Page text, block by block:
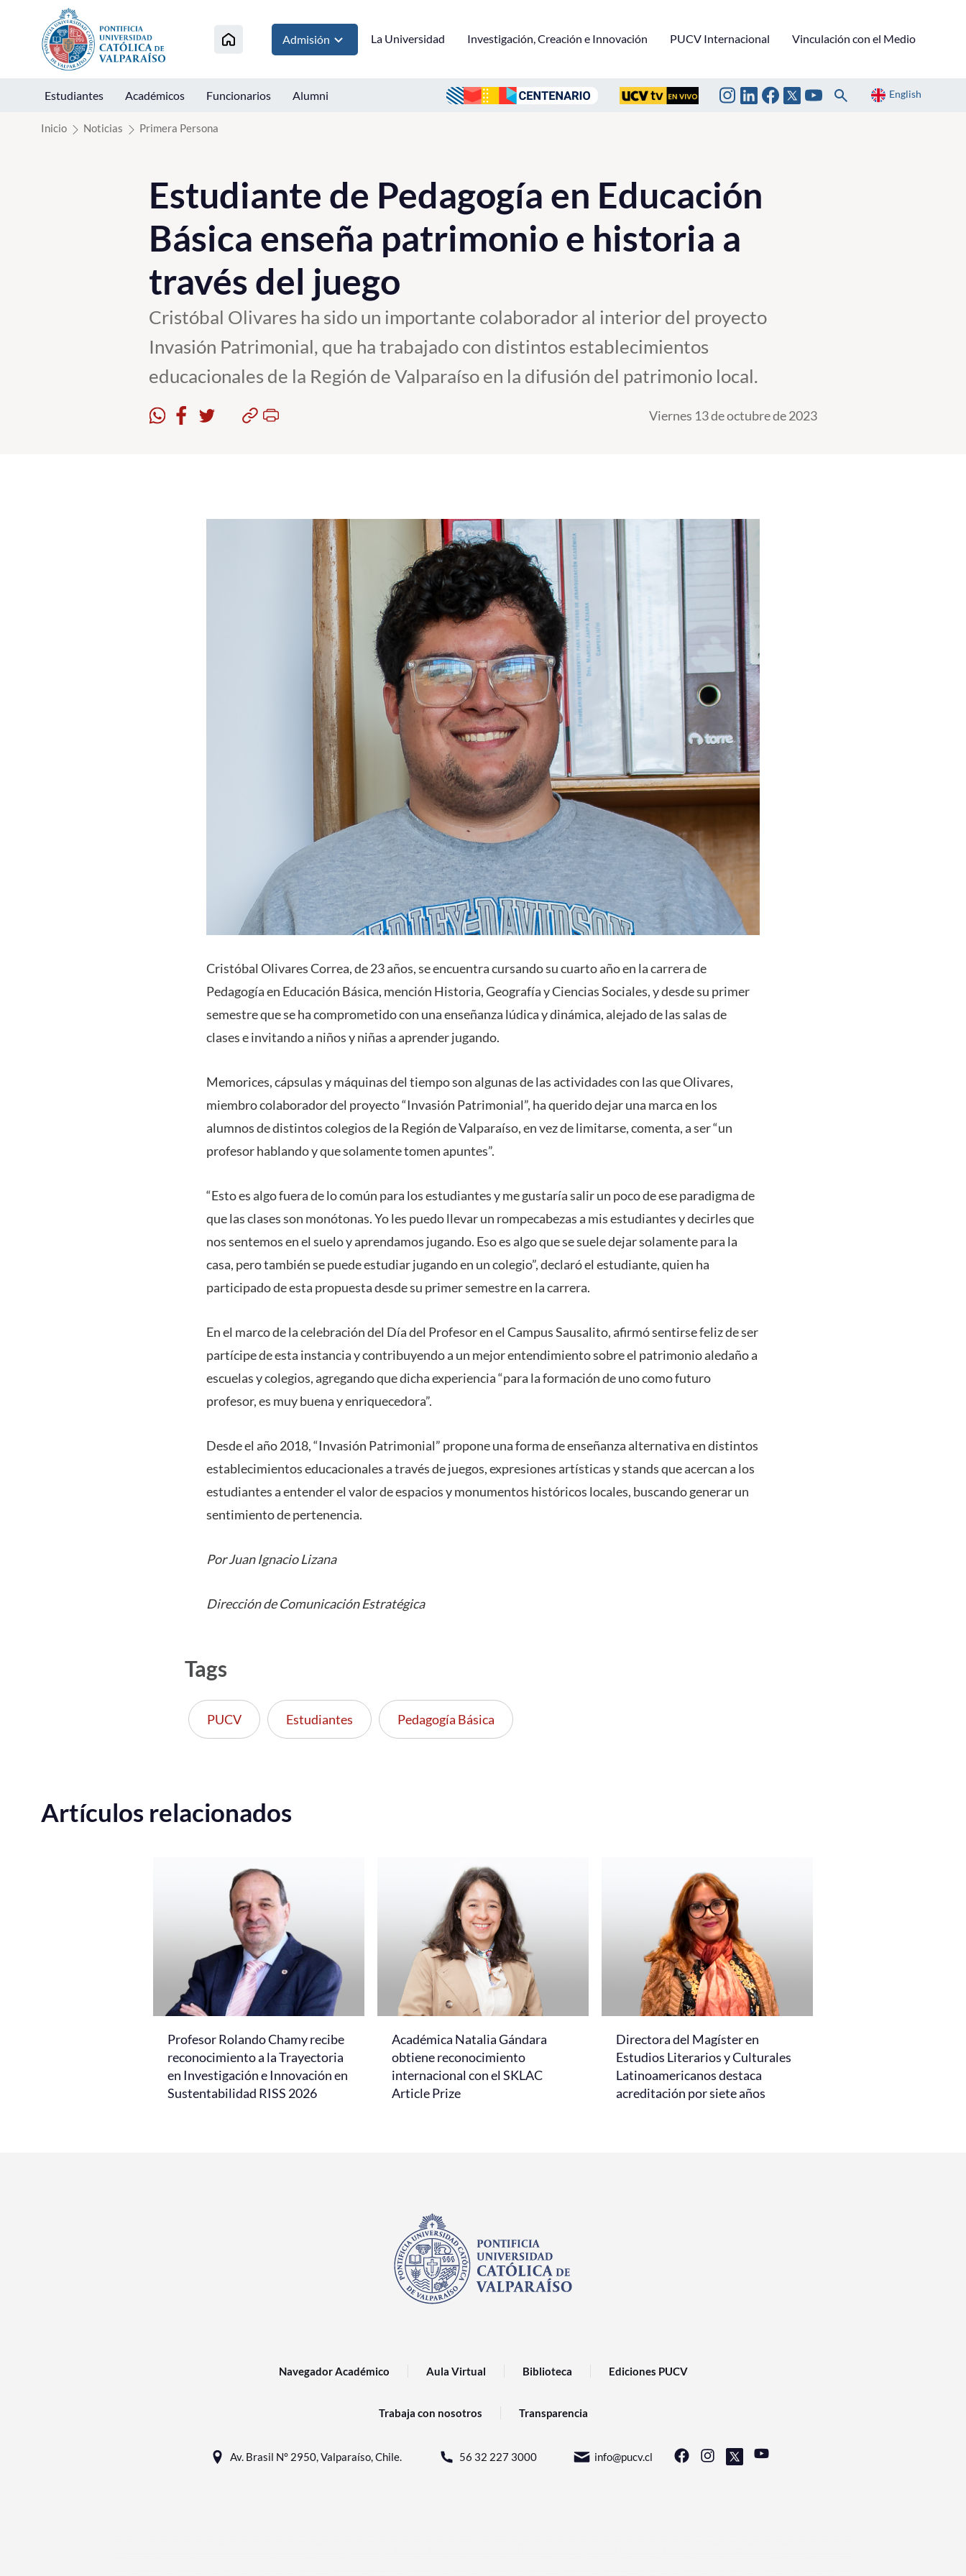
Click acá para ir directamente al contenido
Admisión La Universidad Investigación, Creación e Innovación PUCV Internacional Vinculación con el Medio
Estudiantes Académicos Funcionarios Alumni English
Inicio Noticias Primera Persona
Estudiante de Pedagogía en Educación
Básica enseña patrimonio e historia a
través del juego
Cristóbal Olivares ha sido un importante colaborador al interior del proyecto
Invasión Patrimonial, que ha trabajado con distintos establecimientos
educacionales de la Región de Valparaíso en la difusión del patrimonio local.
Viernes 13 de octubre de 2023
Cristóbal Olivares Correa, de 23 años, se encuentra cursando su cuarto año en la carrera de
Pedagogía en Educación Básica, mención Historia, Geografía y Ciencias Sociales, y desde su primer
semestre que se ha comprometido con una enseñanza lúdica y dinámica, alejado de las salas de
clases e invitando a niños y niñas a aprender jugando.
Memorices, cápsulas y máquinas del tiempo son algunas de las actividades con las que Olivares,
miembro colaborador del proyecto “Invasión Patrimonial”, ha querido dejar una marca en los
alumnos de distintos colegios de la Región de Valparaíso, en vez de limitarse, comenta, a ser “un
profesor hablando y que solamente tomen apuntes”.
“Esto es algo fuera de lo común para los estudiantes y me gustaría salir un poco de ese paradigma de
que las clases son monótonas. Yo les puedo llevar un rompecabezas a mis estudiantes y decirles que
nos sentemos en el suelo y aprendamos jugando. Eso es algo que se suele dejar solamente para la
casa, pero también se puede estudiar jugando en un colegio”, declaró el estudiante, quien ha
participado de esta propuesta desde su primer semestre en la carrera.
En el marco de la celebración del Día del Profesor en el Campus Sausalito, afirmó sentirse feliz de ser
partícipe de esta instancia y contribuyendo a un mejor entendimiento sobre el patrimonio aledaño a
escuelas y colegios, agregando que dicha experiencia “para la formación de uno como futuro
profesor, es muy buena y enriquecedora”.
Desde el año 2018, “Invasión Patrimonial” propone una forma de enseñanza alternativa en distintos
establecimientos educacionales a través de juegos, expresiones artísticas y stands que acercan a los
estudiantes a entender el valor de espacios y monumentos históricos locales, buscando generar un
sentimiento de pertenencia.
Por Juan Ignacio Lizana
Dirección de Comunicación Estratégica
Tags
PUCV Estudiantes Pedagogía Básica
Artículos relacionados
Profesor Rolando Chamy recibe
reconocimiento a la Trayectoria
en Investigación e Innovación en
Sustentabilidad RISS 2026
Académica Natalia Gándara
obtiene reconocimiento
internacional con el SKLAC
Article Prize
Directora del Magíster en
Estudios Literarios y Culturales
Latinoamericanos destaca
acreditación por siete años
Navegador Académico Aula Virtual Biblioteca Ediciones PUCV
Trabaja con nosotros Transparencia
Av. Brasil N° 2950, Valparaíso, Chile. 56 32 227 3000 info@pucv.cl